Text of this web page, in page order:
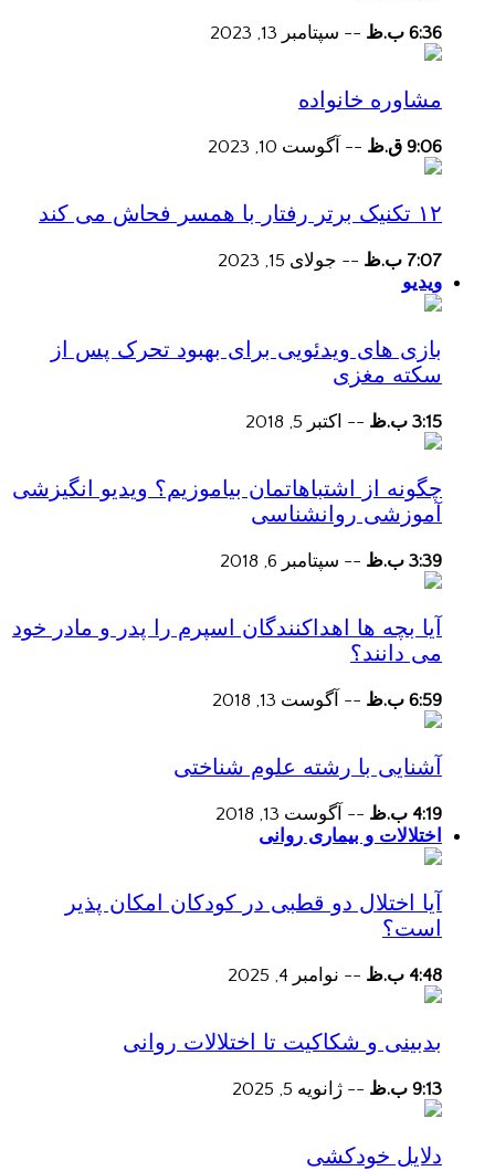
6:36 ب.ظ -- سپتامبر 13, 2023
مشاوره خانواده
9:06 ق.ظ -- آگوست 10, 2023
۱۲ تکنیک برتر رفتار با همسر فحاش می کند
7:07 ب.ظ -- جولای 15, 2023
ویدیو
بازی های ویدئویی برای بهبود تحرک پس از
سکته مغزی
3:15 ب.ظ -- اکتبر 5, 2018
چگونه از اشتباهاتمان بیاموزیم؟ ویدیو انگیزشی
آموزشی روانشناسی
3:39 ب.ظ -- سپتامبر 6, 2018
آیا بچه ها اهداکنندگان اسپرم را پدر و مادر خود
می دانند؟
6:59 ب.ظ -- آگوست 13, 2018
آشنایی با رشته علوم شناختی
4:19 ب.ظ -- آگوست 13, 2018
اختلالات و بیماری روانی
آیا اختلال دو قطبی در کودکان امکان پذیر
است؟
4:48 ب.ظ -- نوامبر 4, 2025
بدبینی و شکاکیت تا اختلالات روانی
9:13 ب.ظ -- ژانویه 5, 2025
دلایل خودکشی